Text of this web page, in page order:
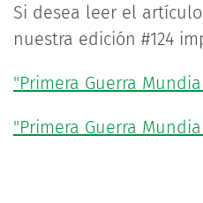
Si desea leer el
nuestra edición #124
"Primera Guerra
"Primera Guerra